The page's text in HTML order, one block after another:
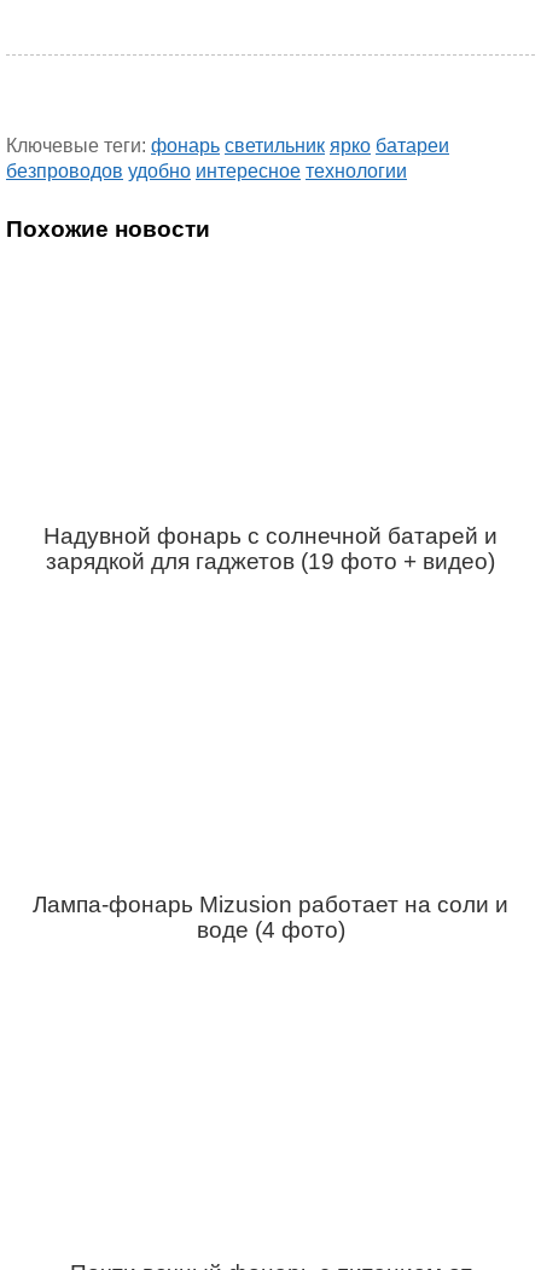
Ключевые теги: фонарь светильник ярко батареи
безпроводов удобно интересное технологии
Похожие новости
Надувной фонарь с солнечной батарей и
зарядкой для гаджетов (19 фото + видео)
Лампа-фонарь Mizusion работает на соли и
воде (4 фото)